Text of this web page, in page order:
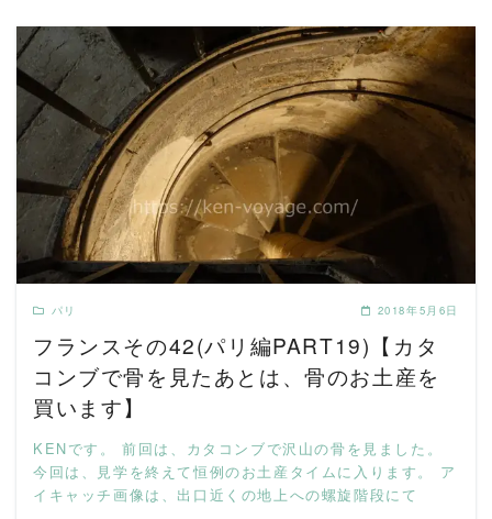
READ MORE
パリ 2018年5月6日
フランスその42(パリ編PART19)【カタ
コンブで骨を見たあとは、骨のお土産を
買います】
KENです。 前回は、カタコンブで沢山の骨を見ました。
今回は、見学を終えて恒例のお土産タイムに入ります。 ア
イキャッチ画像は、出口近くの地上への螺旋階段にて